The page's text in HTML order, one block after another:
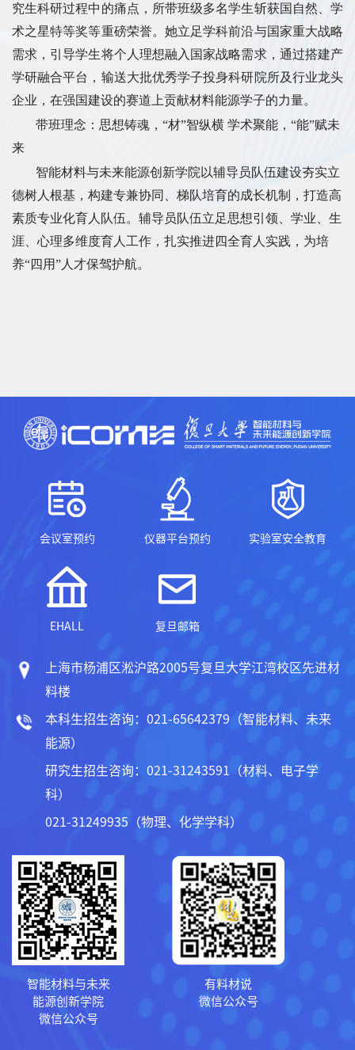
究生科研过程中的痛点，所带班级多名学生斩获国自然、学
术之星特等奖等重磅荣誉。她立足学科前沿与国家重大战略
需求，引导学生将个人理想融入国家战略需求，通过搭建产
学研融合平台，输送大批优秀学子投身科研院所及行业龙头
企业，在强国建设的赛道上贡献材料能源学子的力量。
带班理念：思想铸魂，“材”智纵横 学术聚能，“能”赋未
来
智能材料与未来能源创新学院以辅导员队伍建设夯实立
德树人根基，构建专兼协同、梯队培育的成长机制，打造高
素质专业化育人队伍。辅导员队伍立足思想引领、学业、生
涯、心理多维度育人工作，扎实推进四全育人实践，为培
养“四用”人才保驾护航。
会议室预约 仪器平台预约 实验室安全教育
EHALL 复旦邮箱
上海市杨浦区淞沪路2005号复旦大学江湾校区先进材
料楼
本科生招生咨询：021-65642379（智能材料、未来
能源）
研究生招生咨询：021-31243591（材料、电子学
科）
021-31249935（物理、化学学科）
智能材料与未来
能源创新学院
微信公众号
有料材说
微信公众号